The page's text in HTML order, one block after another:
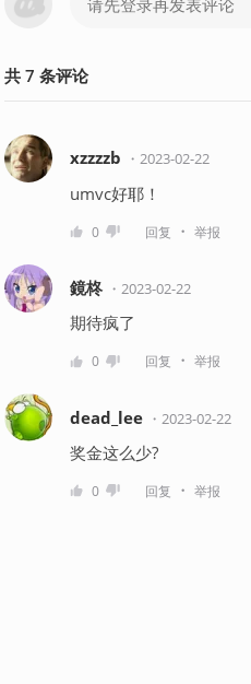
共 7 条评论
xzzzzb ・ 2023-02-22
umvc好耶！
0 回复 ・ 举报
鏡柊 ・ 2023-02-22
期待疯了
0 回复 ・ 举报
dead_lee ・ 2023-02-22
奖金这么少?
0 回复 ・ 举报